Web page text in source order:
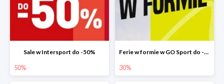
Sale w Intersport do -50%
50%
Ferie w formie w GO Sport do -30%
30%